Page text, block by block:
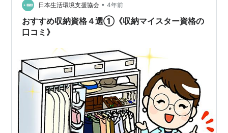
駆け込みしたわけでありました。 しかし、その動乱を潜
り抜けた”モノ”たちが2024年ともなってまだ残っている
のです… 本記事では2023…
日本生活環境支援協会 • 4年前
おすすめ収納資格４選①《収納マイスター資格の
口コミ》